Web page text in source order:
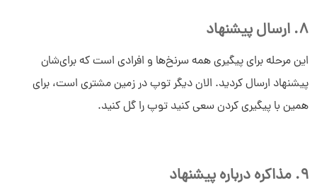
8. ارسال پیشنهاد
این مرحله برای پیگیری همه سرنخ‌ها و افرادی است که برای‌شان
پیشنهاد ارسال کردید. الان دیگر توپ در زمین مشتری است، برای
همین با پیگیری کردن سعی کنید توپ را گل کنید.
9. مذاکره درباره پیشنهاد